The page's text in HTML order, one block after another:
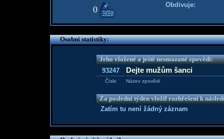
0
Obdivuje:
Osobní statistiky:
Jeho vložené a ještě nesmazané zpovědi:
93247
Dejte mužům šanci
Číslo Název zpovědi
Za poslední týden vložil rozhřešení k
Zatím tu není žádný záznam